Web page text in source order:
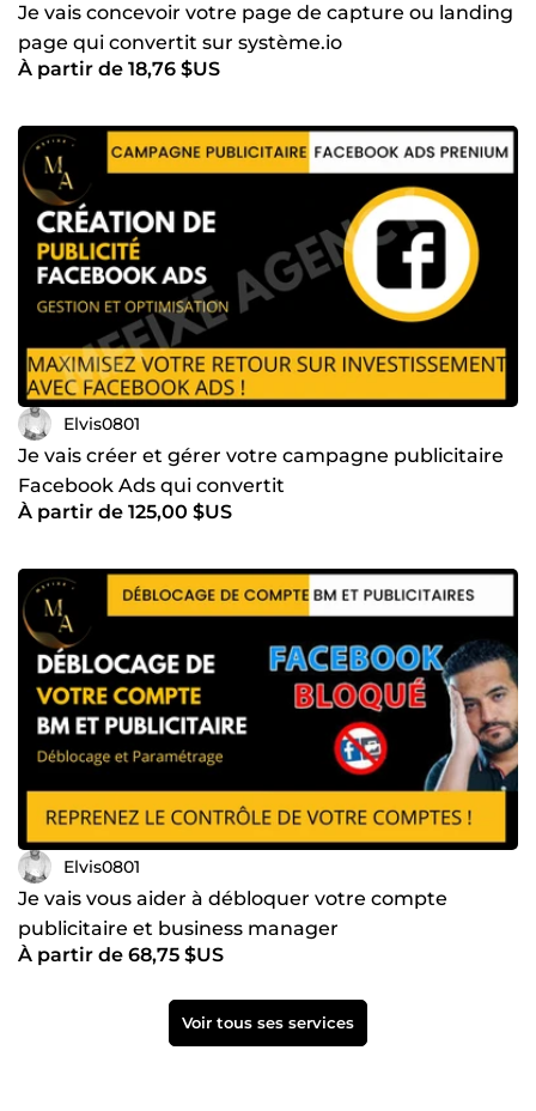
Je vais concevoir votre page de capture ou landing
page qui convertit sur système.io
À partir de 18,76 $US
Elvis0801
Je vais créer et gérer votre campagne publicitaire
Facebook Ads qui convertit
À partir de 125,00 $US
Elvis0801
Je vais vous aider à débloquer votre compte
publicitaire et business manager
À partir de 68,75 $US
Voir tous ses services